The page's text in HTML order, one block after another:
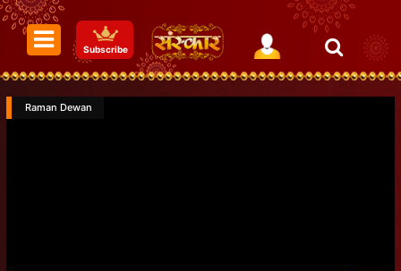
Subscribe
Raman Dewan